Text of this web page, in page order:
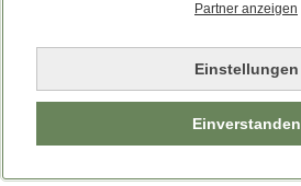
Partner anzeigen
Einstellungen
Einverstanden